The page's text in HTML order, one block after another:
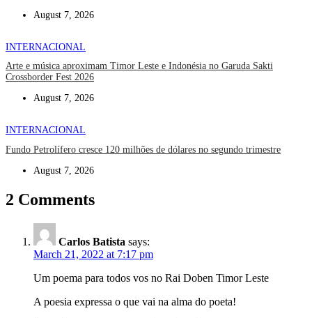
August 7, 2026
INTERNACIONAL
Arte e música aproximam Timor Leste e Indonésia no Garuda Sakti
Crossborder Fest 2026
August 7, 2026
INTERNACIONAL
Fundo Petrolífero cresce 120 milhões de dólares no segundo trimestre
August 7, 2026
2 Comments
Carlos Batista says:
March 21, 2022 at 7:17 pm
Um poema para todos vos no Rai Doben Timor Leste
A poesia expressa o que vai na alma do poeta!